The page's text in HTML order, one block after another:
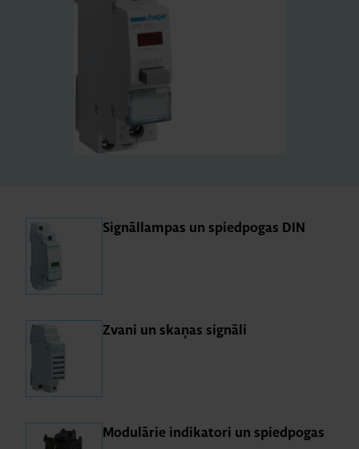
Sig­nāllam­pas un spied­po­gas DIN
Zvani un ska­ņas sig­nāli
Mo­du­lā­rie in­di­ka­tori un spied­po­gas